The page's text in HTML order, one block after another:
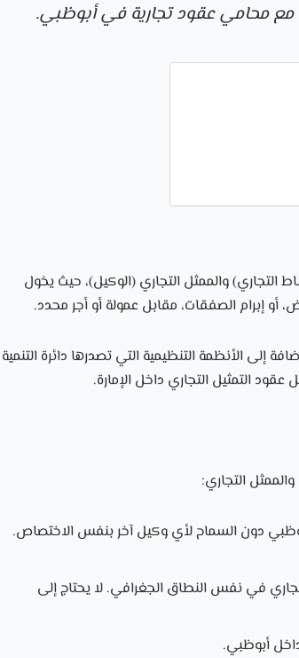
محامي عقود تجارية في أبوظبي.
التجاري) والممثل التجاري (الوكيل)، حيث يخول
أو إبرام الصفقات، مقابل عمولة أو أجر محدد.
إلى الأنظمة التنظيمية التي تصدرها دائرة التنمية
التمثيل التجاري داخل الإمارة.
التجاري:
دون السماح لأي وكيل آخر بنفس الاختصاص.
في نفس النطاق الجغرافي. لا يحتاج إلى
أبوظبي.